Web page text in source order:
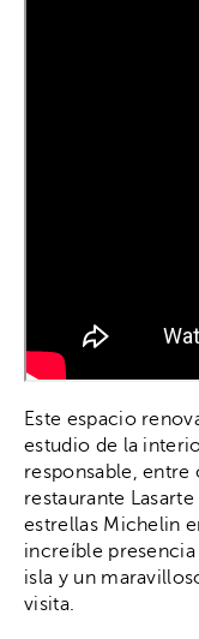
Este espacio
estudio de la
responsable,
restaurante
estrellas Michelin
increíble
isla y un
visita.